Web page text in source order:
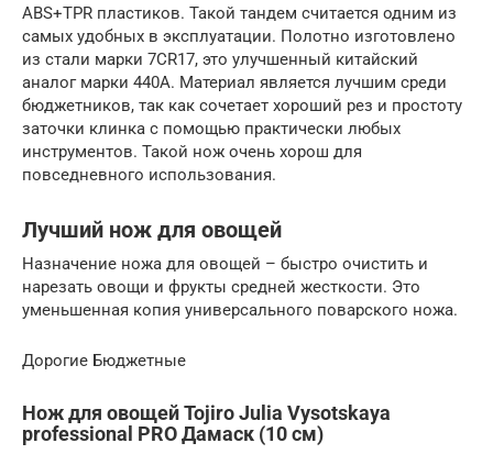
ABS+TPR пластиков. Такой тандем считается одним из
самых удобных в эксплуатации. Полотно изготовлено
из стали марки 7CR17, это улучшенный китайский
аналог марки 440А. Материал является лучшим среди
бюджетников, так как сочетает хороший рез и простоту
заточки клинка с помощью практически любых
инструментов. Такой нож очень хорош для
повседневного использования.
Лучший нож для овощей
Назначение ножа для овощей – быстро очистить и
нарезать овощи и фрукты средней жесткости. Это
уменьшенная копия универсального поварского ножа.
Дорогие Бюджетные
Нож для овощей Tojiro Julia Vysotskaya
professional PRO Дамаск (10 см)